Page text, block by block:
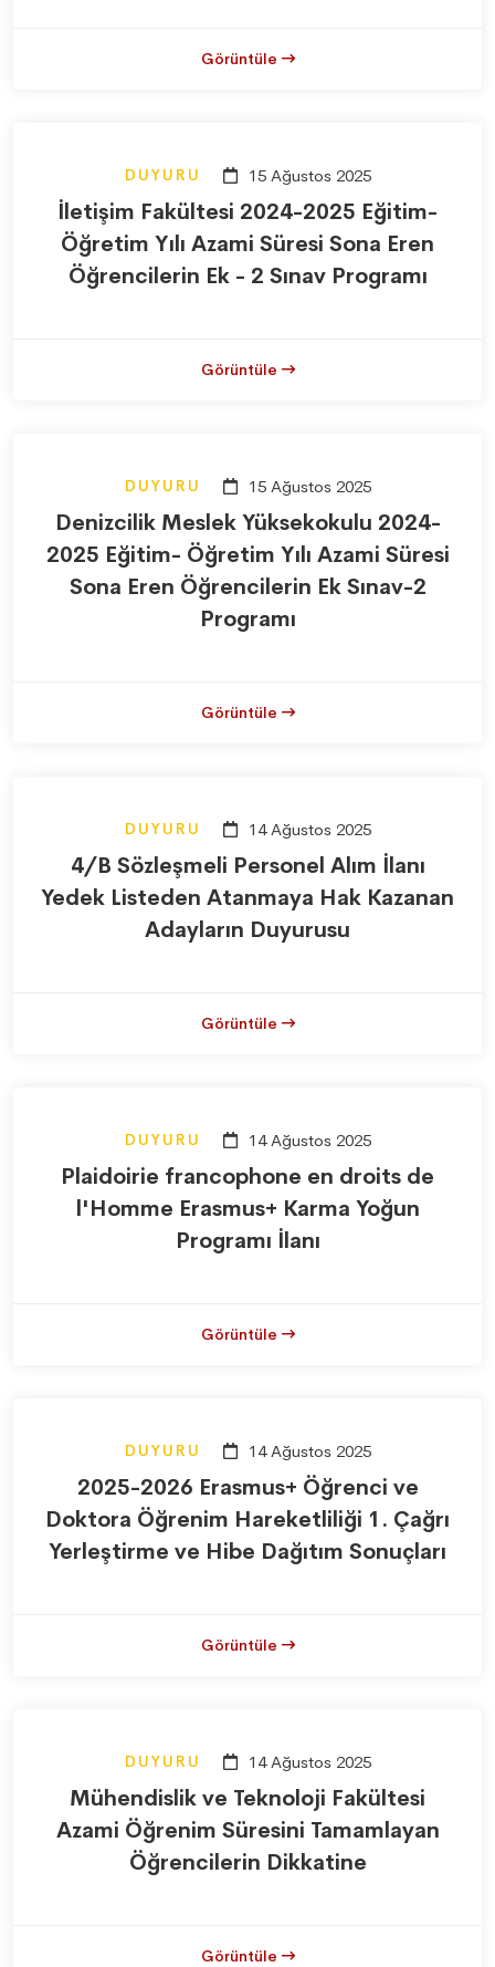
Görüntüle
DUYURU 15 Ağustos 2025
İletişim Fakültesi 2024-2025 Eğitim-
Öğretim Yılı Azami Süresi Sona Eren
Öğrencilerin Ek - 2 Sınav Programı
Görüntüle
DUYURU 15 Ağustos 2025
Denizcilik Meslek Yüksekokulu 2024-
2025 Eğitim- Öğretim Yılı Azami Süresi
Sona Eren Öğrencilerin Ek Sınav-2
Programı
Görüntüle
DUYURU 14 Ağustos 2025
4/B Sözleşmeli Personel Alım İlanı
Yedek Listeden Atanmaya Hak Kazanan
Adayların Duyurusu
Görüntüle
DUYURU 14 Ağustos 2025
Plaidoirie francophone en droits de
l'Homme Erasmus+ Karma Yoğun
Programı İlanı
Görüntüle
DUYURU 14 Ağustos 2025
2025-2026 Erasmus+ Öğrenci ve
Doktora Öğrenim Hareketliliği 1. Çağrı
Yerleştirme ve Hibe Dağıtım Sonuçları
Görüntüle
DUYURU 14 Ağustos 2025
Mühendislik ve Teknoloji Fakültesi
Azami Öğrenim Süresini Tamamlayan
Öğrencilerin Dikkatine
Görüntüle